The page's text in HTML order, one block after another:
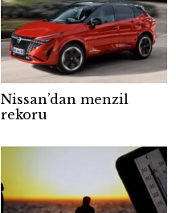
Nissan’dan menzil
rekoru